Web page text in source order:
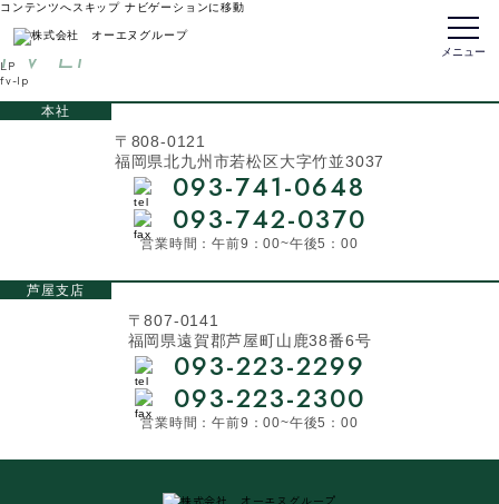
コンテンツへスキップ ナビゲーションに移動
メニュー
fv-lp
FV-LP
トップページ
LP
fv-lp
本社
〒808-0121
福岡県北九州市若松区大字竹並3037
093-741-0648
093-742-0370
営業時間：午前9：00~午後5：00
芦屋支店
〒807-0141
福岡県遠賀郡芦屋町山鹿38番6号
093-223-2299
093-223-2300
営業時間：午前9：00~午後5：00